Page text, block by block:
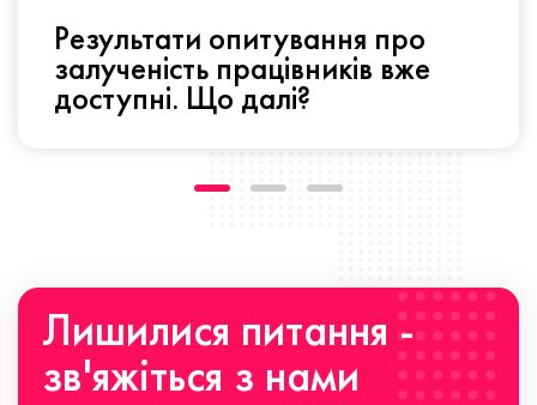
Результати опитування про
залученість працівників вже
доступні. Що далі?
Лишилися питання -
зв'яжіться з нами